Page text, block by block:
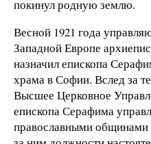
покинул родную землю.
Весной 1921 года
Западной Европе
назначил епископа
храма в Софии. Вслед за
Высшее Церковное
епископа Серафима
православными общинами